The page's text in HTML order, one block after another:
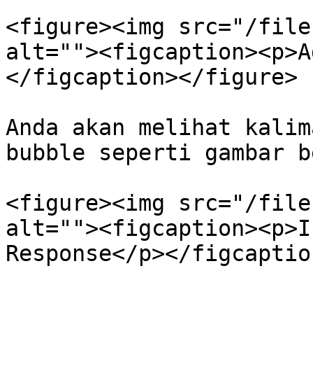
<figure><img src="/files/
</figcaption></figure>
Anda akan melihat
bubble seperti gambar
<figure><img src="/files/